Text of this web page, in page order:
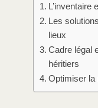
L’inventaire
Les
lieux
Cadre légal
héritiers
Optimiser la